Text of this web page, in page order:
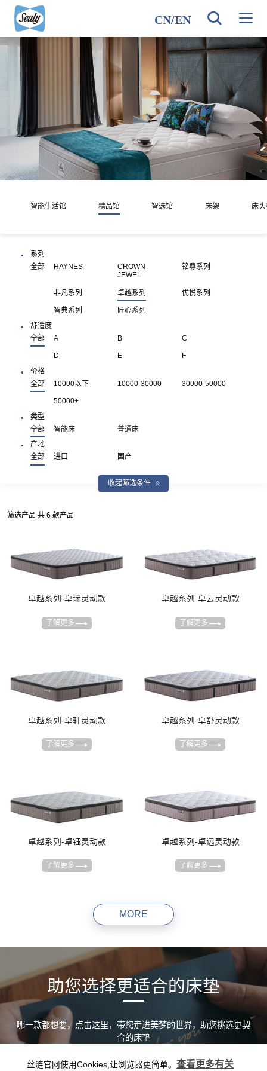
CN/EN
智能生活馆 精品馆 智选馆 床架 床头
系列
全部
HAYNES
CROWN
JEWEL
铭尊系列
非凡系列 卓越系列 优悦系列
智典系列
匠心系列
舒适度
全部
A B C
D E
F
价格
全部
10000以下 10000-30000 30000-50000
50000+
类型
全部
智能床
普通床
产地
全部
进口 国产
收起筛选条件
筛选产品 共 6 款产品
卓越系列-卓瑞灵动款
了解更多
卓越系列-卓云灵动款
了解更多
卓越系列-卓轩灵动款
了解更多
卓越系列-卓舒灵动款
了解更多
卓越系列-卓钰灵动款
了解更多
卓越系列-卓远灵动款
了解更多
MORE
助您选择更适合的床垫
哪一款都想要，点击这里，带您走进美梦的世界，助您挑选更契
合的床垫
丝涟官网使用Cookies,让浏览器更简单。 查看更多有关